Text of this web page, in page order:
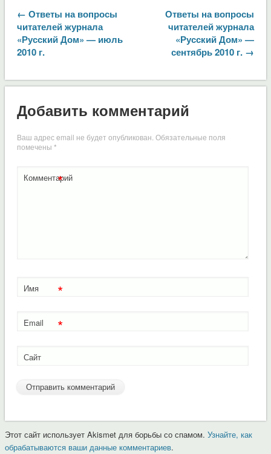
← Ответы на вопросы
читателей журнала
«Русский Дом» — июль
2010 г.
Ответы на вопросы
читателей журнала
«Русский Дом» —
сентябрь 2010 г. →
Добавить комментарий
Ваш адрес email не будет опубликован.Обязательные поля
помечены *
Комментарий
*
Имя *
Email *
Сайт
Этот сайт использует Akismet для борьбы со спамом. Узнайте, как
обрабатываются ваши данные комментариев.